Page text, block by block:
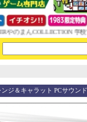
んCOLLECTION 学校であ
ンジ＆キャラット PCサウン